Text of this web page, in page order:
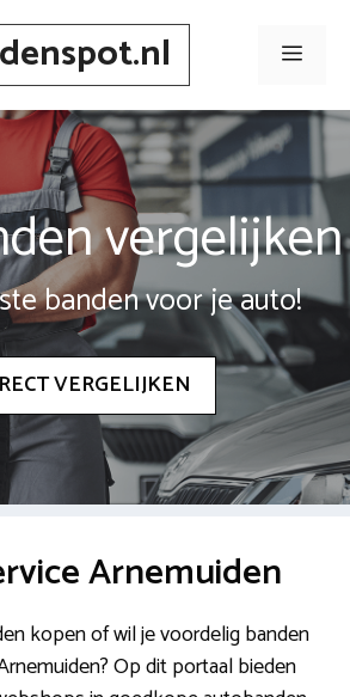
Menu
vergelijken
banden voor je auto!
VERGELIJKEN
Arnemuiden
kopen of wil je voordelig banden
Op dit portaal bieden